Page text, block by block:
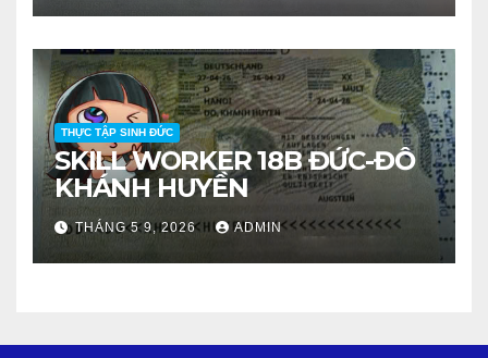
THỰC TẬP SINH ĐỨC
SKILL WORKER 18B ĐỨC-ĐỖ
KHÁNH HUYỀN
THÁNG 5 9, 2026 ADMIN